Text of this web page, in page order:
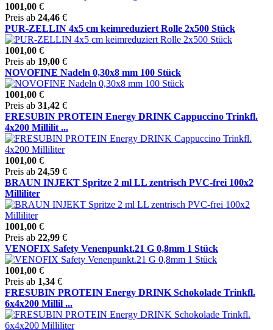
1001,00 €
Preis ab 24,46 €
PUR-ZELLIN 4x5 cm keimreduziert Rolle 2x500 Stück
1001,00 €
Preis ab 19,00 €
NOVOFINE Nadeln 0,30x8 mm 100 Stück
1001,00 €
Preis ab 31,42 €
FRESUBIN PROTEIN Energy DRINK Cappuccino Trinkfl.
4x200 Millilit ...
1001,00 €
Preis ab 24,59 €
BRAUN INJEKT Spritze 2 ml LL zentrisch PVC-frei 100x2
Milliliter
1001,00 €
Preis ab 22,99 €
VENOFIX Safety Venenpunkt.21 G 0,8mm 1 Stück
1001,00 €
Preis ab 1,34 €
FRESUBIN PROTEIN Energy DRINK Schokolade Trinkfl.
6x4x200 Millil ...